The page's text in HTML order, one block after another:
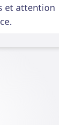
et attention